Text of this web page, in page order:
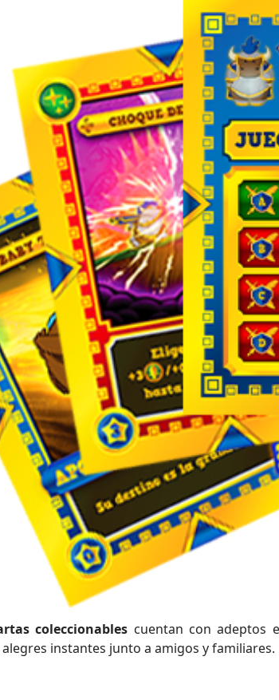
coleccionables cuentan con adeptos
instantes junto a amigos y familiares.